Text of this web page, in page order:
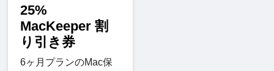
25%
MacKeeper 割
り引き券
6ヶ月プランのMac保